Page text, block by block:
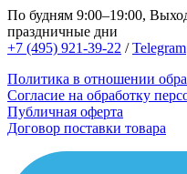
По будням 9:00–19:00,
праздничные дни
+7 (495) 921-39-22 /Telegram
Политика в отношении
Согласие на обработку
Публичная оферта
Договор поставки товара